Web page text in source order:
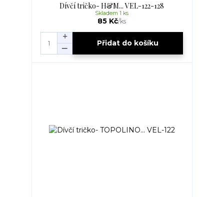
Dívčí tričko- H&M... VEL-122-128
85 Kč/ks
Skladem 1 ks
Přidat do košíku